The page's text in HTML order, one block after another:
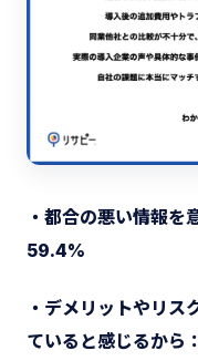
・都合の悪い情報を
59.4%
・デメリットやリス
ていると感じるから